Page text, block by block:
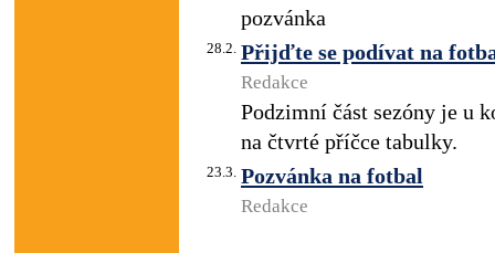
pozvánka
28.2. Přijďte se podívat na
Redakce
Podzimní část sezóny je u
na čtvrté příčce tabulky.
23.3. Pozvánka na fotbal
Redakce